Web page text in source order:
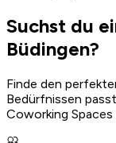
Suchst du
Büdingen?
Finde den
Bedürfnissen
Coworking